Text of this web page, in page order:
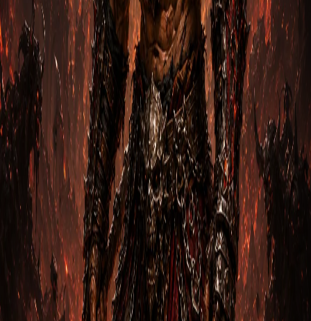
Бартук Жнец
2м
Варвар
Гайд на Варвара: Девяносто Неистовых через
Бешенство
1. Вступление Варвар Девяносто Неистовых через
Бешенство Diablo 3 — это персонаж с огромной
физической силой…
Радерик Призрачный
Варвар
Гайд на Варвара: Немилосердная булава
через Молот Древних